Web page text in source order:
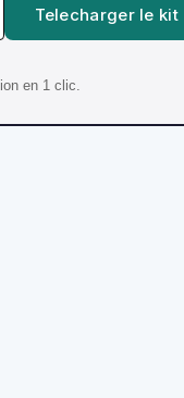
Telecharger le kit
en 1 clic.